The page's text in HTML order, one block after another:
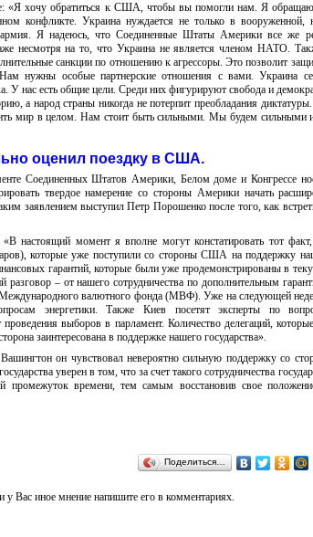
«Я хочу обратиться к США, чтобы вы помогли нам. Я
конфликте. Украина нуждается не только в вооруженной,
армия. Я надеюсь, что Соединенные Штаты Америки все же
несмотря на то, что Украина не является членом НАТО.
санкции по отношению к агрессоры. Это позволит
нужны особые партнерские отношения с вами. Украина
У нас есть общие цели. Среди них фигурируют свобода и
а народ страны никогда не потерпит преобладания
мир в целом. Нам стоит быть сильными. Мы будем сильными
оценил поездку в США.
Соединенных Штатов Америки, Белом доме и Конгрессе
твердое намерение со стороны Америки начать
заявлением выступил Петр Порошенко после того, как
настоящий момент я вполне могут констатировать тот
которые уже поступили со стороны США на поддержку
гарантий, которые были уже продемонстрированы в
разговор – от нашего сотрудничества по дополнительным
Международного валютного фонда (МВФ). Уже на следующей
энергетики. Также Киев посетят эксперты по
выборов в парламент. Количество делегаций,
заинтересована в поддержке нашего государства».
он чувствовал невероятно сильную поддержку со
уверен в том, что за счет такого сотрудничества
промежуток времени, тем самым восстановив свое
Поделиться…
Вас иное мнение напишите его в комментариях.